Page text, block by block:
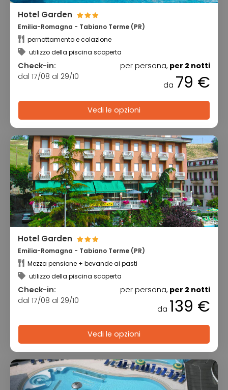
Hotel Garden
Emilia-Romagna - Tabiano Terme (PR)
pernottamento e colazione
utilizzo della piscina scoperta
Check-in:
dal 17/08 al 29/10
per persona, per 2 notti
da 79 €
Vedi le opzioni
Hotel Garden
Emilia-Romagna - Tabiano Terme (PR)
Mezza pensione + bevande ai pasti
utilizzo della piscina scoperta
Check-in:
dal 17/08 al 29/10
per persona, per 2 notti
da 139 €
Vedi le opzioni